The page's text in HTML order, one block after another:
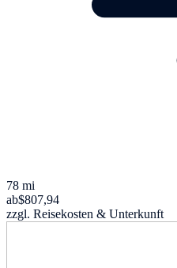
78 mi
ab$807,94
zzgl. Reisekosten & Unterkunft